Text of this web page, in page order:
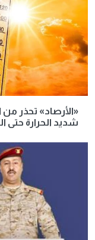
«الأرصاد» تحذر
شديد الحرارة حتى الخميس 13